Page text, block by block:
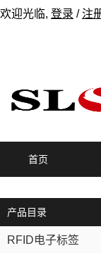
欢迎光临, 登录 / 注
首页
产品目录
RFID电子标签